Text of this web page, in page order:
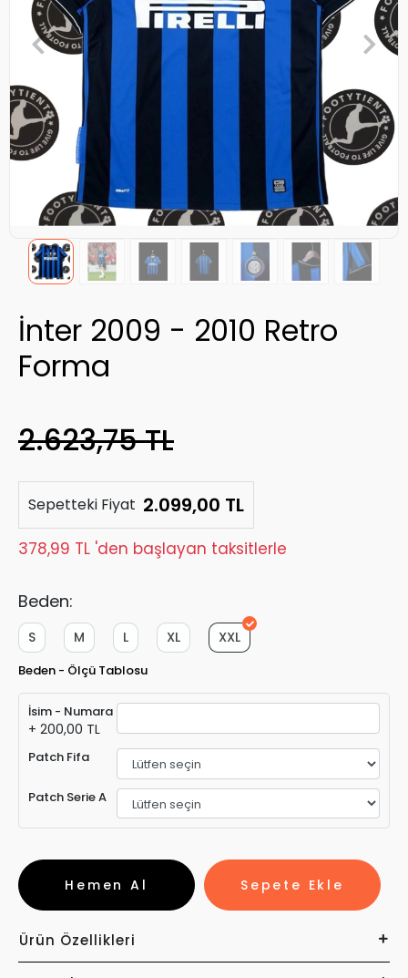
İnter 2009 - 2010 Retro
Forma
2.623,75 TL
Sepetteki Fiyat 2.099,00 TL
378,99 TL 'den başlayan taksitlerle
Beden:
XXL
XL
L
M
S
Beden - Ölçü Tablosu
İsim - Numara
+ 200,00 TL
Patch Fifa
Patch Serie A
Sepete Ekle
Hemen Al
Ürün Özellikleri